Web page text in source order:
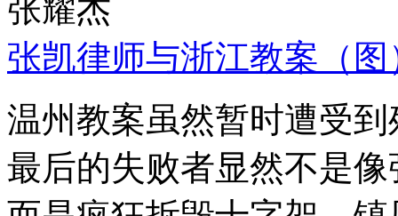
张耀杰
张凯律师与浙江教案（图
温州教案虽然暂时遭受
最后的失败者显然不是